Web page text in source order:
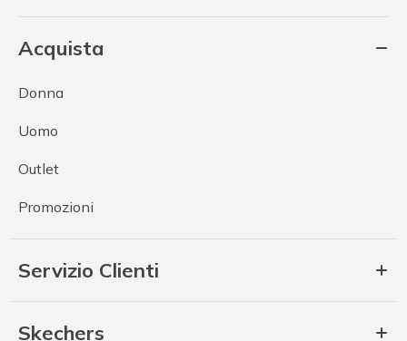
Acquista
Donna
Uomo
Outlet
Promozioni
Servizio Clienti
Skechers